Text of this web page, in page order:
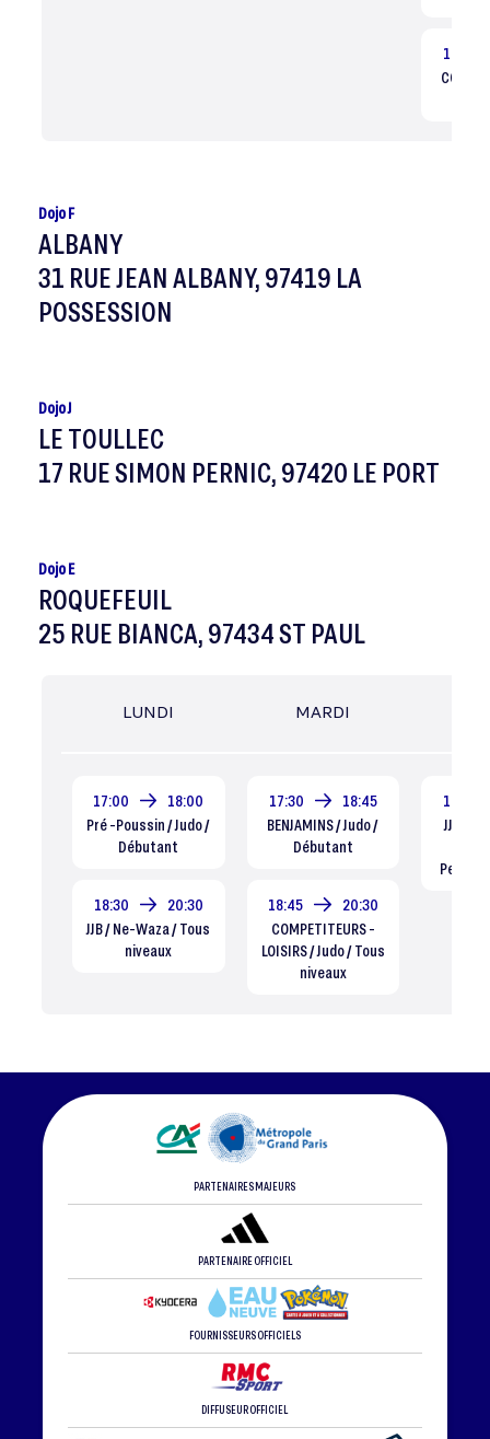
16:30
Dojo F
ALBANY
31 RUE JEAN ALBANY, 97419 LA
POSSESSION
Dojo J
LE TOULLEC
17 RUE SIMON PERNIC, 97420 LE PORT
Dojo E
ROQUEFEUIL
25 RUE BIANCA, 97434 ST PAUL
LUNDI
17:00
18:00
Pré -Poussin / Judo /
Débutant
18:30
20:30
JJB / Ne-Waza / Tous
niveaux
MARDI
17:30
18:45
BENJAMINS / Judo /
Débutant
18:45
20:30
COMPETITEURS -
LOISIRS / Judo / Tous
niveaux
18:30
JJB-NE
PARTENAIRES MAJEURS
PARTENAIRE OFFICIEL
FOURNISSEURS OFFICIELS
DIFFUSEUR OFFICIEL